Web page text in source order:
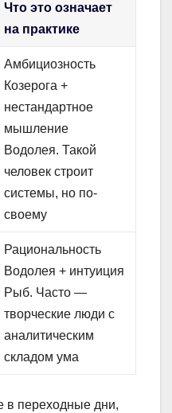
Что это означает
на практике
Амбициозность
Козерога +
нестандартное
мышление
Водолея. Такой
человек строит
системы, но по-
своему
Рациональность
Водолея + интуиция
Рыб. Часто —
творческие люди с
аналитическим
складом ума
в переходные дни,